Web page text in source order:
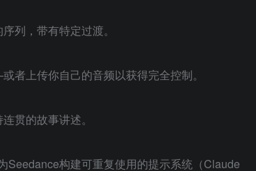
列，带有特定过渡。
上传你自己的音频以获得完全控制。
贯的故事讲述。
构建可重复使用的提示系统（Claude